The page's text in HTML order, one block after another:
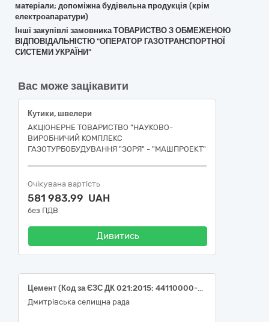
матеріали; допоміжна будівельна продукція (крім
електроапаратури)
Інші закупівлі замовника ТОВАРИСТВО З ОБМЕЖЕНОЮ
ВІДПОВІДАЛЬНІСТЮ "ОПЕРАТОР ГАЗОТРАНСПОРТНОЇ
СИСТЕМИ УКРАЇНИ"
Вас може зацікавити
Кутики, швелери
АКЦІОНЕРНЕ ТОВАРИСТВО "НАУКОВО-
ВИРОБНИЧИЙ КОМПЛЕКС
ГАЗОТУРБОБУДУВАННЯ "ЗОРЯ" - "МАШПРОЕКТ"
Очікувана вартість
581 983,99 UAH
без ПДВ
Дивитись
Цемент (Код за ЄЗС ДК 021:2015: 44110000-4 Конструкційні матеріали) (Номенклатурний код: 44111200-3 Цемент)
Дмитрівська селищна рада